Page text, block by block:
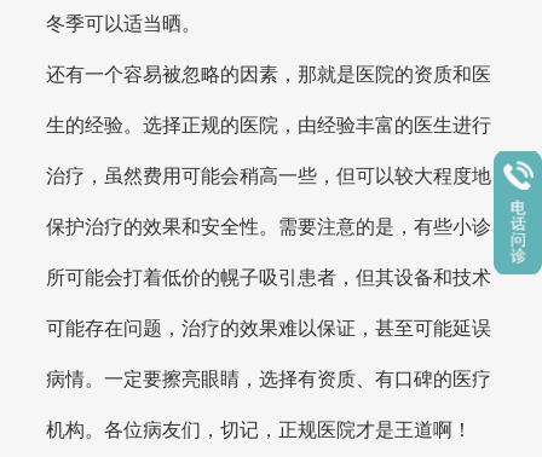
冬季可以适当晒。
还有一个容易被忽略的因素，那就是医院的资质和医
生的经验。选择正规的医院，由经验丰富的医生进行
治疗，虽然费用可能会稍高一些，但可以较大程度地
保护治疗的效果和安全性。需要注意的是，有些小诊
所可能会打着低价的幌子吸引患者，但其设备和技术
可能存在问题，治疗的效果难以保证，甚至可能延误
病情。一定要擦亮眼睛，选择有资质、有口碑的医疗
机构。各位病友们，切记，正规医院才是王道啊！